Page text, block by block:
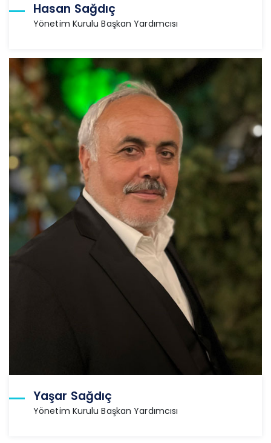
Hasan Sağdıç
Yönetim Kurulu Başkan Yardımcısı
Yaşar Sağdıç
Yönetim Kurulu Başkan Yardımcısı